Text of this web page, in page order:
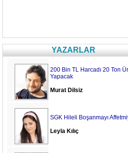
YAZARLAR
200 Bin TL Harcadı 20 Ton
Yapacak
Murat Dilsiz
SGK Hileli Boşanmayı
Leyla Kılıç